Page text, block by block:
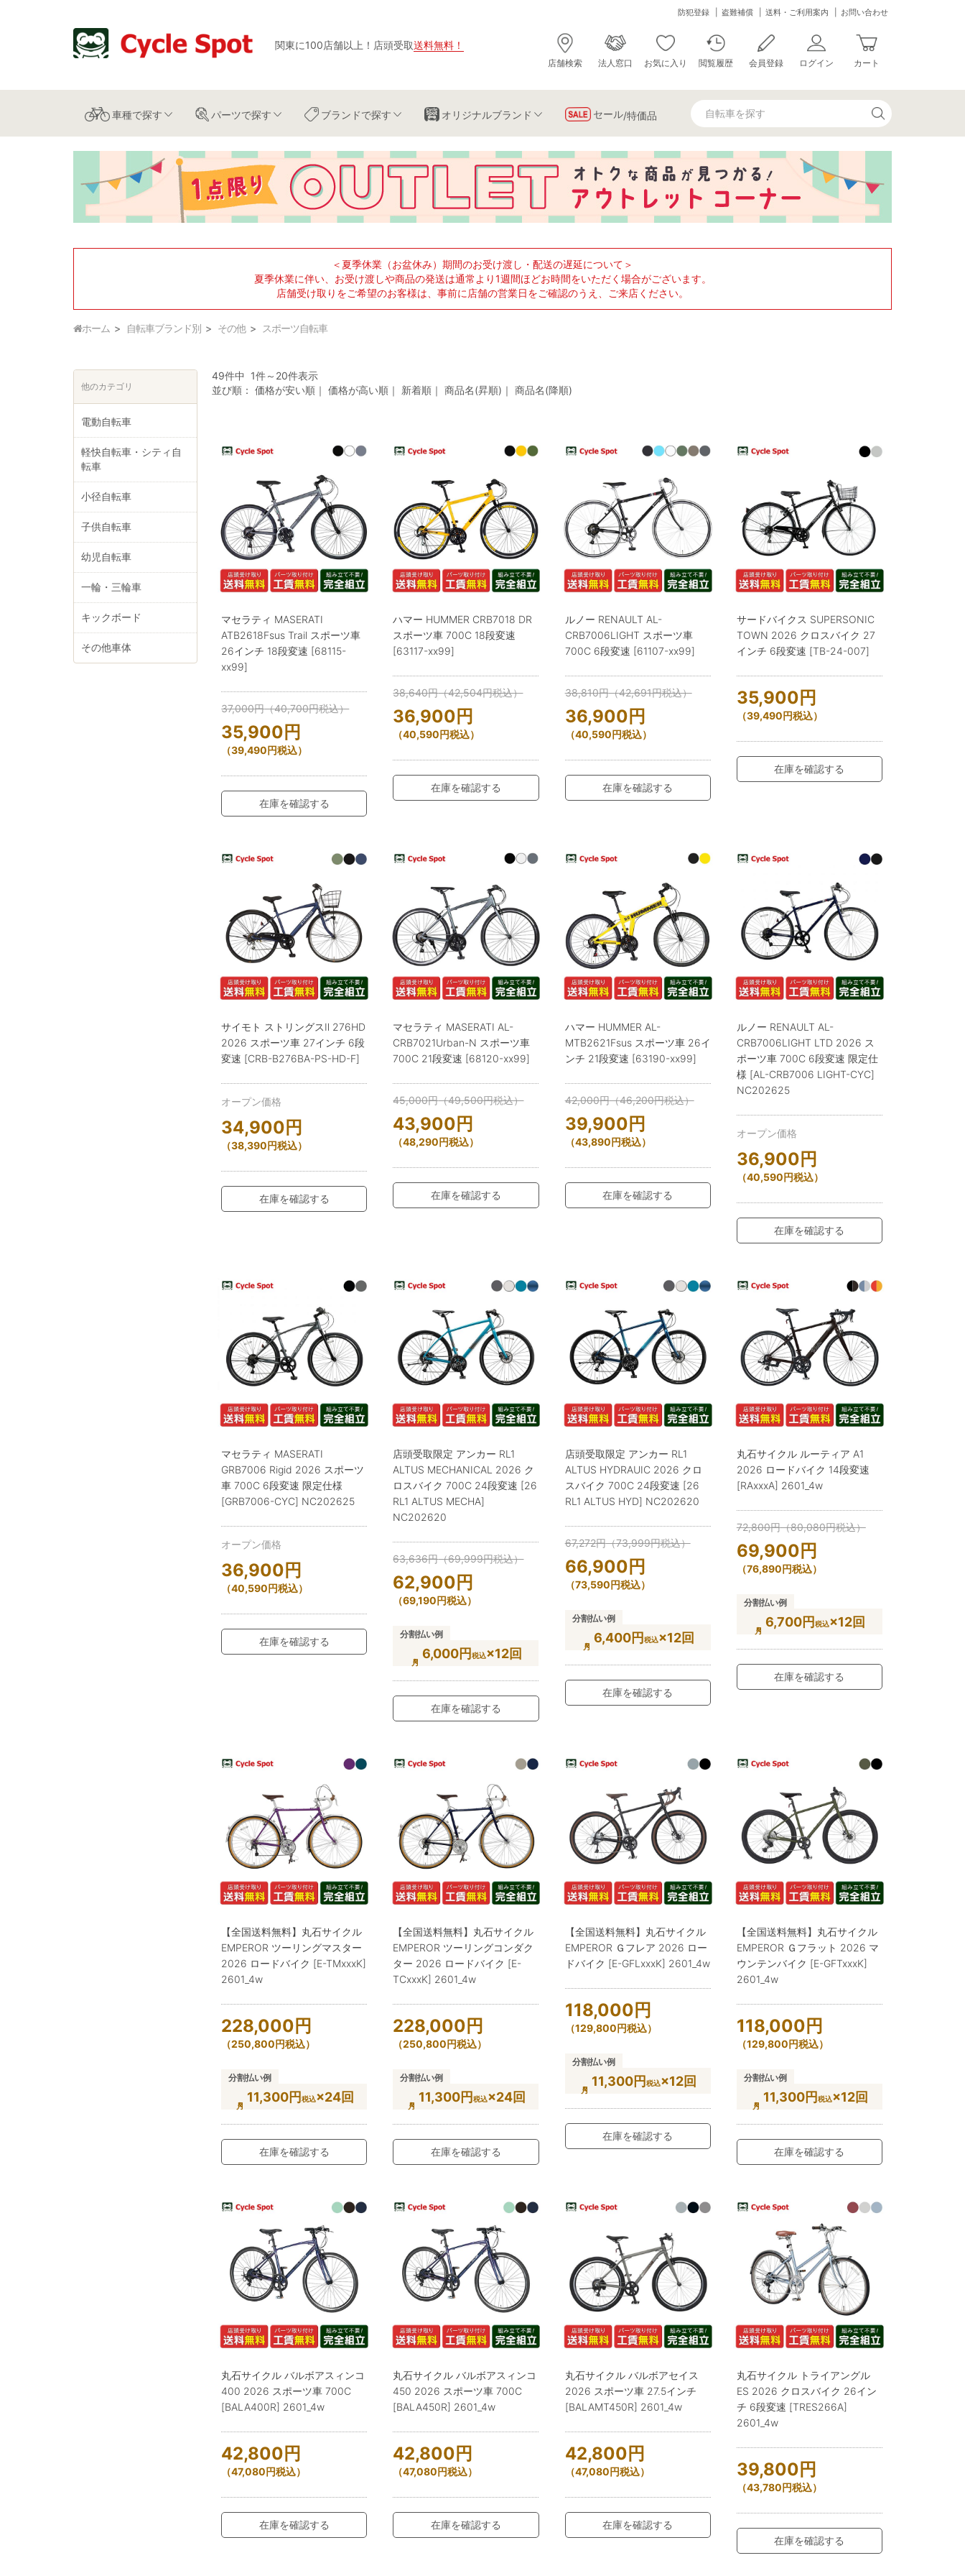
関東に100店舗以上 ！ 店頭受取送料無料 ！
防犯登録 盗難補償 送料・ご利用案内 お問い合わせ
店舗検索 法人窓口 お気に入り 閲覧履歴 会員登録 ログイン カート
車種で探す パーツで探す ブランドで探す オリジナルブランド セール/特価品
＜夏季休業（お盆休み）期間のお受け渡し・配送の遅延について＞
夏季休業に伴い、お受け渡しや商品の発送は通常より1週間ほどお時間をいただく場合がございます。
店舗受け取りをご希望のお客様は、事前に店舗の営業日をご確認のうえ、ご来店ください。
ホーム 自転車ブランド別 その他 スポーツ自転車
49件中 1件～20件表示
並び順：価格が安い順 ｜価格が高い順 ｜ 新着順 ｜商品名(昇順) ｜商品名(降順)
マセラティ MASERATI
ATB2618Fsus Trail スポーツ車
26インチ 18段変速 [68115-
xx99]
37,000円（40,700円税込）
35,900 円
（39,490円税込）
在庫を確認する
ハマー HUMMER CRB7018 DR
スポーツ車 700C 18段変速
[63117-xx99]
38,640円（42,504円税込）
36,900 円
（40,590円税込）
在庫を確認する
ルノー RENAULT AL-
CRB7006LIGHT スポーツ車
700C 6段変速 [61107-xx99]
38,810円（42,691円税込）
36,900 円
（40,590円税込）
在庫を確認する
サードバイクス SUPERSONIC
TOWN 2026 クロスバイク 27
インチ 6段変速 [TB-24-007]
35,900 円
（39,490円税込）
在庫を確認する
サイモト ストリングスⅡ 276HD
2026 スポーツ車 27インチ 6段
変速 [CRB-B276BA-PS-HD-F]
オープン価格
34,900 円
（38,390円税込）
在庫を確認する
マセラティ MASERATI AL-
CRB7021Urban-N スポーツ車
700C 21段変速 [68120-xx99]
45,000円（49,500円税込）
43,900 円
（48,290円税込）
在庫を確認する
ハマー HUMMER AL-
MTB2621Fsus スポーツ車 26イ
ンチ 21段変速 [63190-xx99]
42,000円（46,200円税込）
39,900 円
（43,890円税込）
在庫を確認する
ルノー RENAULT AL-
CRB7006LIGHT LTD 2026 ス
ポーツ車 700C 6段変速 限定仕
様 [AL-CRB7006 LIGHT-CYC]
NC202625
オープン価格
36,900 円
（40,590円税込）
在庫を確認する
マセラティ MASERATI
GRB7006 Rigid 2026 スポーツ
車 700C 6段変速 限定仕様
[GRB7006-CYC] NC202625
オープン価格
36,900 円
（40,590円税込）
在庫を確認する
店頭受取限定 アンカー RL1
ALTUS MECHANICAL 2026 ク
ロスバイク 700C 24段変速 [26
RL1 ALTUS MECHA]
NC202620
63,636円（69,999円税込）
62,900 円
（69,190円税込）
分割払い例
6,000円税込×12回
在庫を確認する
店頭受取限定 アンカー RL1
ALTUS HYDRAUIC 2026 クロ
スバイク 700C 24段変速 [26
RL1 ALTUS HYD] NC202620
67,272円（73,999円税込）
66,900 円
（73,590円税込）
分割払い例
6,400円税込×12回
在庫を確認する
丸石サイクル ルーティア A1
2026 ロードバイク 14段変速
[RAxxxA] 2601_4w
72,800円（80,080円税込）
69,900 円
（76,890円税込）
分割払い例
6,700円税込×12回
在庫を確認する
【全国送料無料】丸石サイクル
EMPEROR ツーリングマスター
2026 ロードバイク [E-TMxxxK]
2601_4w
228,000 円
（250,800円税込）
分割払い例
11,300円税込×24回
在庫を確認する
【全国送料無料】丸石サイクル
EMPEROR ツーリングコンダク
ター 2026 ロードバイク [E-
TCxxxK] 2601_4w
228,000 円
（250,800円税込）
分割払い例
11,300円税込×24回
在庫を確認する
【全国送料無料】丸石サイクル
EMPEROR Ｇフレア 2026 ロー
ドバイク [E-GFLxxxK] 2601_4w
118,000 円
（129,800円税込）
分割払い例
11,300円税込×12回
在庫を確認する
【全国送料無料】丸石サイクル
EMPEROR Ｇフラット 2026 マ
ウンテンバイク [E-GFTxxxK]
2601_4w
118,000 円
（129,800円税込）
分割払い例
11,300円税込×12回
在庫を確認する
丸石サイクル バルボアスィンコ
400 2026 スポーツ車 700C
[BALA400R] 2601_4w
42,800 円
（47,080円税込）
在庫を確認する
丸石サイクル バルボアスィンコ
450 2026 スポーツ車 700C
[BALA450R] 2601_4w
42,800 円
（47,080円税込）
在庫を確認する
丸石サイクル バルボアセイス
2026 スポーツ車 27.5インチ
[BALAMT450R] 2601_4w
42,800 円
（47,080円税込）
在庫を確認する
丸石サイクル トライアングル
ES 2026 クロスバイク 26イン
チ 6段変速 [TRES266A]
2601_4w
39,800 円
（43,780円税込）
在庫を確認する
他のカテゴリ
電動自転車
軽快自転車・シティ自
転車
小径自転車
子供自転車
幼児自転車
一輪・三輪車
キックボード
その他車体